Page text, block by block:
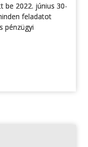
be 2022. június 30-
feladatot
pénzügyi